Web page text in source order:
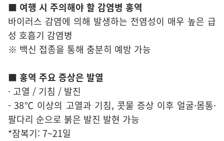
■ 여행 시 주의해야 할 감염병 홍역
바이러스 감염에 의해 발생하는 전염성이 매우 높은 급
성 호흡기 감염병
※ 백신 접종을 통해 충분히 예방 가능
■ 홍역 주요 증상은 발열
· 고열 / 기침 / 발진
- 38℃ 이상의 고열과 기침, 콧물 증상 이후 얼굴·몸통·
팔다리 순으로 붉은 발진 발현 가능
*잠복기: 7~21일